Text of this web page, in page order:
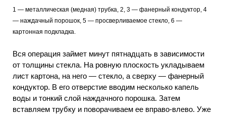
1 — металлическая (медная) трубка, 2, 3 — фанерный кондуктор, 4
— наждачный порошок, 5 — просверливаемое стекло, 6 —
картонная подкладка.
Вся операция займет минут пятнадцать в зависимости
от толщины стекла. На ровную плоскость укладываем
лист картона, на него — стекло, а сверху — фанерный
кондуктор. В его отверстие вводим несколько капель
воды и тонкий слой наждачного порошка. Затем
вставляем трубку и поворачиваем ее вправо-влево. Уже